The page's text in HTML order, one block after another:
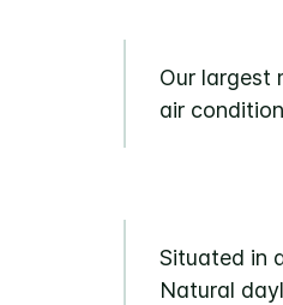
Our largest
air
Situated in
Natural